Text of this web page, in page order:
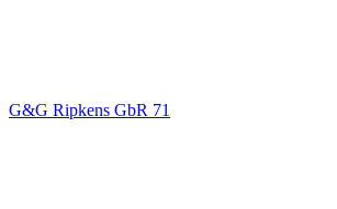
G&G Ripkens GbR 71